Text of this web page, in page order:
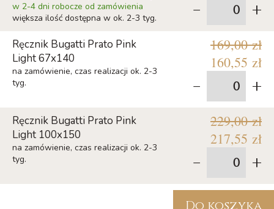
w 2-4 dni robocze od zamówienia
większa ilość dostępna w ok. 2-3 tyg.
- +
Ręcznik Bugatti Prato Pink
Light 67x140
na zamówienie, czas realizacji ok. 2-3
tyg.
169,00 zł
160,55 zł
- +
Ręcznik Bugatti Prato Pink
Light 100x150
na zamówienie, czas realizacji ok. 2-3
tyg.
229,00 zł
217,55 zł
- +
Do koszyka